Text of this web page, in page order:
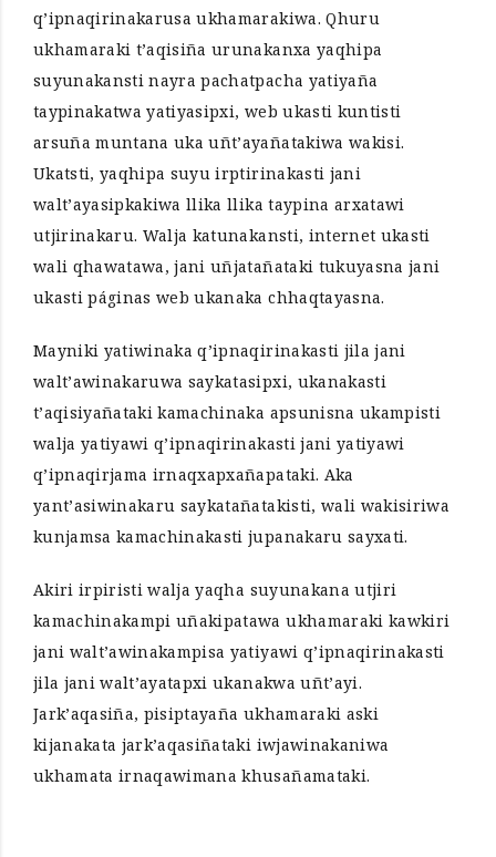
q’ipnaqirinakarusa ukhamarakiwa. Qhuru
ukhamaraki t’aqisiña urunakanxa yaqhipa
suyunakansti nayra pachatpacha yatiyaña
taypinakatwa yatiyasipxi, web ukasti kuntisti
arsuña muntana uka uñt’ayañatakiwa wakisi.
Ukatsti, yaqhipa suyu irptirinakasti jani
walt’ayasipkakiwa llika llika taypina arxatawi
utjirinakaru. Walja katunakansti, internet ukasti
wali qhawatawa, jani uñjatañataki tukuyasna jani
ukasti páginas web ukanaka chhaqtayasna.
Mayniki yatiwinaka q’ipnaqirinakasti jila jani
walt’awinakaruwa saykatasipxi, ukanakasti
t’aqisiyañataki kamachinaka apsunisna ukampisti
walja yatiyawi q’ipnaqirinakasti jani yatiyawi
q’ipnaqirjama irnaqxapxañapataki. Aka
yant’asiwinakaru saykatañatakisti, wali wakisiriwa
kunjamsa kamachinakasti jupanakaru sayxati.
Akiri irpiristi walja yaqha suyunakana utjiri
kamachinakampi uñakipatawa ukhamaraki kawkiri
jani walt’awinakampisa yatiyawi q’ipnaqirinakasti
jila jani walt’ayatapxi ukanakwa uñt’ayi.
Jark’aqasiña, pisiptayaña ukhamaraki aski
kijanakata jark’aqasiñataki iwjawinakaniwa
ukhamata irnaqawimana khusañamataki.